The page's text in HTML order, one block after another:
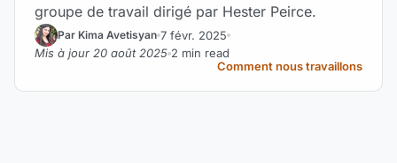
groupe de travail dirigé par Hester Peirce.
Par Kima Avetisyan 7 févr. 2025
Mis à jour 20 août 2025 2 min read
Comment nous travaillons